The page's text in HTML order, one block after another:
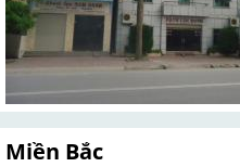
Miền Bắc